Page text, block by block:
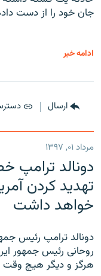
جان خود را از دست
ادامه خبر
ارسال
مرداد ۰۱, ۱۳۹۷
دونالد
تهدید کردن
خواهد داشت
دونالد ترامپ رئیس
روحانی رئیس جمهور
هرگز و دیگر هیچ وقت